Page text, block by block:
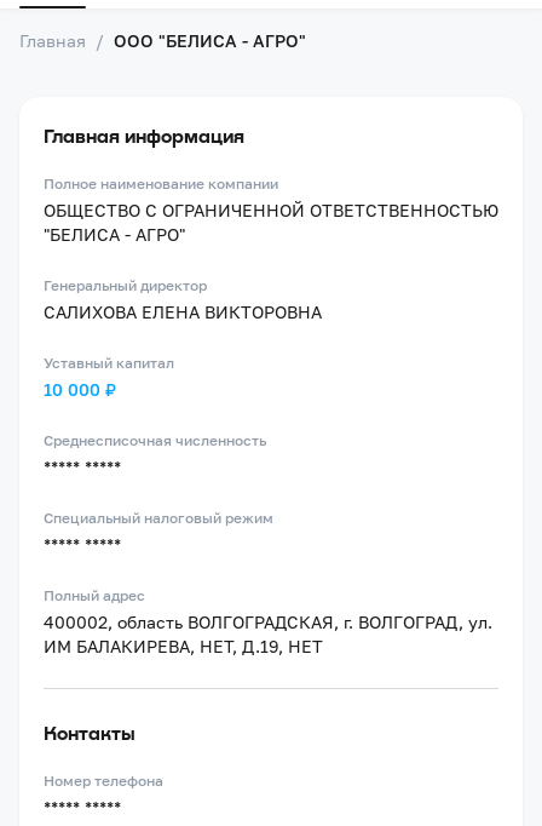
Главная / ООО "БЕЛИСА - АГРО"
Главная информация
Полное наименование компании
ОБЩЕСТВО С ОГРАНИЧЕННОЙ ОТВЕТСТВЕННОСТЬЮ
"БЕЛИСА - АГРО"
Генеральный директор
САЛИХОВА ЕЛЕНА ВИКТОРОВНА
Уставный капитал
10 000 ₽
Среднесписочная численность
***** *****
Специальный налоговый режим
***** *****
Полный адрес
400002, область ВОЛГОГРАДСКАЯ, г. ВОЛГОГРАД, ул.
ИМ БАЛАКИРЕВА, НЕТ, Д.19, НЕТ
Контакты
Номер телефона
***** *****